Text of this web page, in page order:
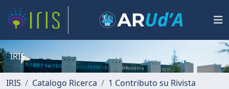
IRIS
IRIS Catalogo Ricerca
1 Contributo su Rivista